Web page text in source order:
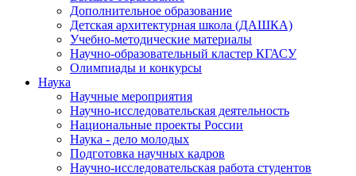
Дополнительное образование
Детская архитектурная школа (ДАШКА)
Учебно-методические материалы
Научно-образовательный кластер КГАСУ
Олимпиады и конкурсы
Наука
Научные мероприятия
Научно-исследовательская деятельность
Национальные проекты России
Наука - дело молодых
Подготовка научных кадров
Научно-исследовательская работа студентов